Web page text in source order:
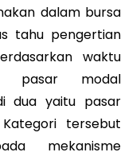
dalam bursa
tahu pengertian
waktu
pasar modal
dua yaitu pasar
tersebut
mekanisme